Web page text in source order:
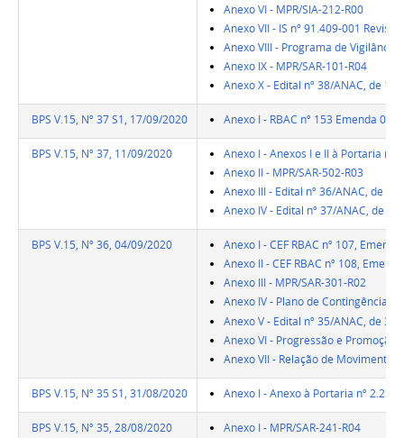
Anexo VI - MPR/SIA-212-R00
Anexo VII - IS nº 91.409-001
Anexo VIII - Programa de Vigilância
Anexo IX - MPR/SAR-101-R04
Anexo X - Edital nº 38/ANAC, de
BPS V.15, Nº 37 S1, 17/09/2020 Anexo I - RBAC nº 153 Emenda 05
BPS V.15, Nº 37, 11/09/2020
Anexo I - Anexos I e II à Portaria nº
Anexo II - MPR/SAR-502-R03
Anexo III - Edital nº 36/ANAC, de 9
Anexo IV - Edital nº 37/ANAC, de
BPS V.15, Nº 36, 04/09/2020
Anexo I - CEF RBAC nº 107, Emenda
Anexo II - CEF RBAC nº 108,
Anexo III - MPR/SAR-301-R02
Anexo IV - Plano de Contingência da
Anexo V - Edital nº 35/ANAC, de 3
Anexo VI - Progressão e Promoção
Anexo VII - Relação de
BPS V.15, Nº 35 S1, 31/08/2020 Anexo I - Anexo à Portaria nº
BPS V.15, Nº 35, 28/08/2020
Anexo I - MPR/SAR-241-R04